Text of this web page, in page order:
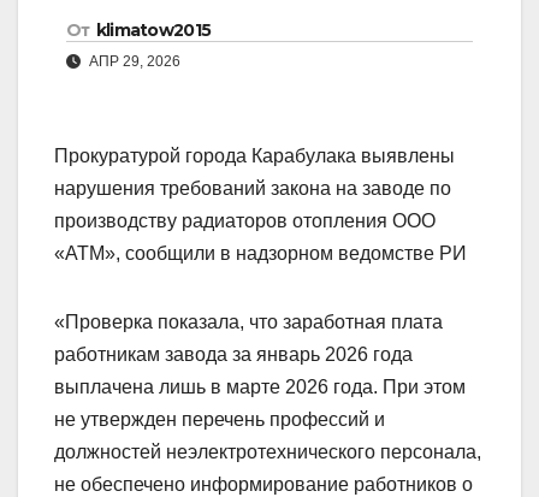
От klimatow2015
АПР 29, 2026
Прокуратурой города Карабулака выявлены
нарушения требований закона на заводе по
производству радиаторов отопления ООО
«АТМ», сообщили в надзорном ведомстве РИ
«Проверка показала, что заработная плата
работникам завода за январь 2026 года
выплачена лишь в марте 2026 года. При этом
не утвержден перечень профессий и
должностей неэлектротехнического персонала,
не обеспечено информирование работников о